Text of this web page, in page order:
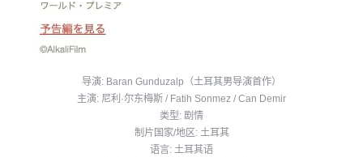
导演: Baran Gunduzalp（土耳其男导演首作）
主演: 尼利·尔东梅斯 / Fatih Sonmez / Can Demir
类型: 剧情
制片国家/地区: 土耳其
语言: 土耳其语